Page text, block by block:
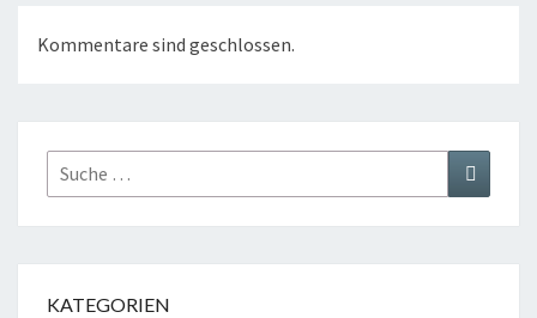
Kommentare sind geschlossen.
Suche
nach:
Suchen
KATEGORIEN